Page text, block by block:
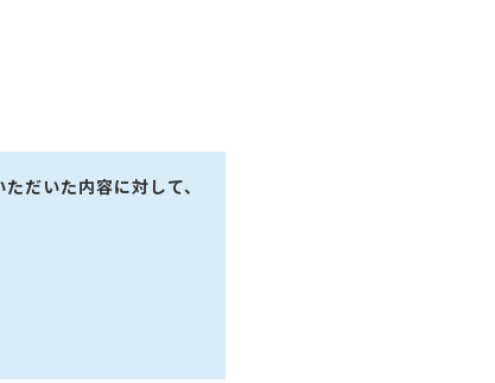
だいた内容に対して、